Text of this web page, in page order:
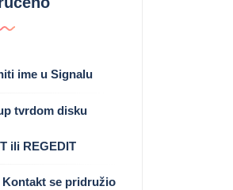
ime u Signalu
tvrdom disku
ili REGEDIT
se pridružio